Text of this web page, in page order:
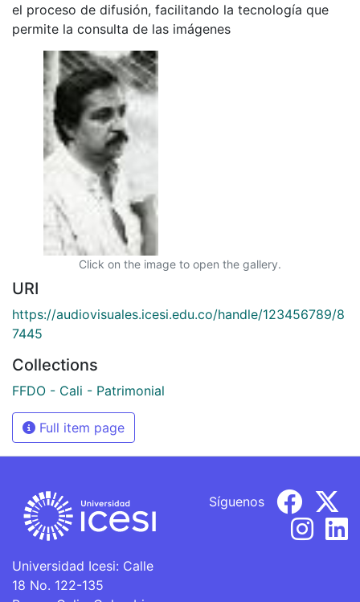
el proceso de difusión, facilitando la tecnología que
permite la consulta de las imágenes
Click on the image to open the gallery.
URI
https://audiovisuales.icesi.edu.co/handle/123456789/8
7445
Collections
FFDO - Cali - Patrimonial
Full item page
Universidad Icesi: Calle
18 No. 122-135
Síguenos